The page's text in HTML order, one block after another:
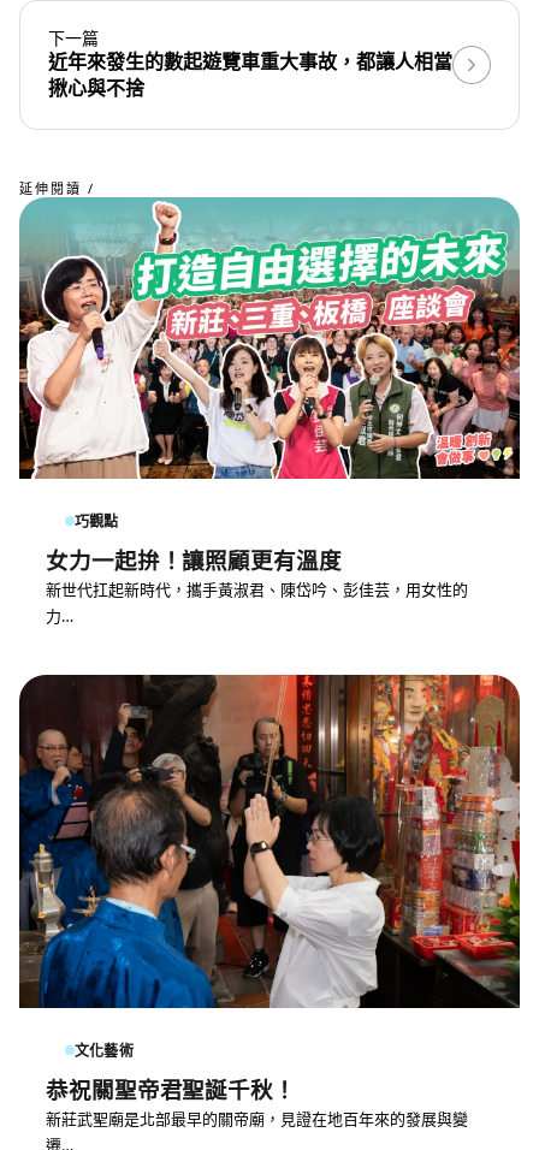
下一篇
近年來發生的數起遊覽車重大事故，都讓人相當
揪心與不捨
延伸閱讀 /
巧觀點
女力一起拚！讓照顧更有溫度
新世代扛起新時代，攜手黃淑君、陳岱吟、彭佳芸，用女性的
力…
文化藝術
恭祝關聖帝君聖誕千秋！
新莊武聖廟是北部最早的關帝廟，見證在地百年來的發展與變
遷…